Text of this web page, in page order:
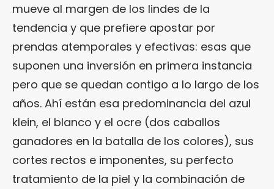
mueve al margen de los lindes de la
tendencia y que prefiere apostar por
prendas atemporales y efectivas: esas que
suponen una inversión en primera instancia
pero que se quedan contigo a lo largo de los
años. Ahí están esa predominancia del azul
klein, el blanco y el ocre (dos caballos
ganadores en la batalla de los colores), sus
cortes rectos e imponentes, su perfecto
tratamiento de la piel y la combinación de